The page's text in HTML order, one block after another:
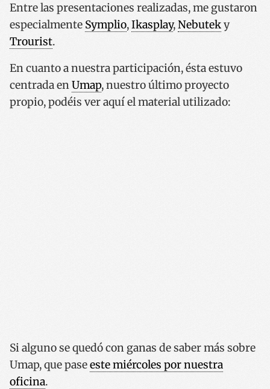
Entre las presentaciones realizadas, me gustaron
especialmente Symplio,Ikasplay,Nebuteky
Trourist.
En cuanto a nuestra participación, ésta estuvo
centrada enUmap, nuestro último proyecto
propio, podéis ver aquí el material utilizado:
Si alguno se quedó con ganas de saber más sobre
Umap, que paseeste miércoles por nuestra
oficina.